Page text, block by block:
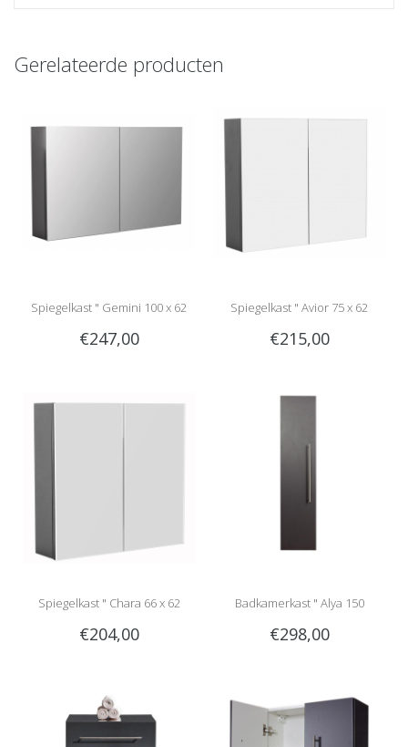
Gerelateerde producten
Spiegelkast " Gemini 100 x 62
anthracite "
€247,00
Spiegelkast " Avior 75 x 62
anthracite "
€215,00
Spiegelkast " Chara 66 x 62
anthracite "
€204,00
Badkamerkast " Alya 150
anthracite "
€298,00